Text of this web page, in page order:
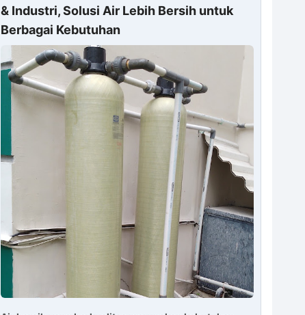
& Industri, Solusi Air Lebih Bersih untuk
Berbagai Kebutuhan